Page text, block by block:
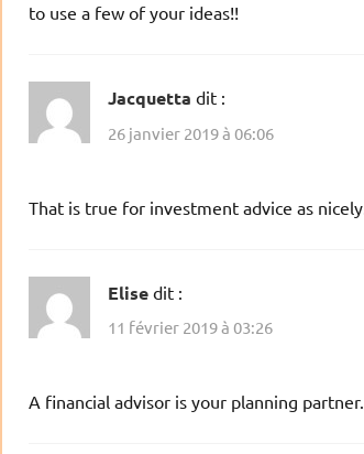
to use a few of your ideas!!
Jacquetta dit :
26 janvier 2019 à 06:06
That is true for investment advice as nicely.
Elise dit :
11 février 2019 à 03:26
A financial advisor is your planning partner.